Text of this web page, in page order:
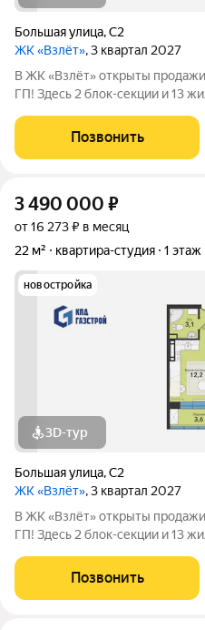
Большая улица,С2
ЖК «Взлёт», 3 квартал 2027
В ЖК «Взлёт» открыты
ГП! Здесь 2 блок-секции и 13
холлов, благоустроенным
традиционно, представлен
Позвонить
3 490 000 ₽
от 16 273 ₽ в месяц
22 м²
квартира-студия 1 этаж
новостройка
3D-тур
Большая улица,С2
ЖК «Взлёт», 3 квартал 2027
В ЖК «Взлёт» открыты
ГП! Здесь 2 блок-секции и 13
холлов, благоустроенным
традиционно, представлен
Позвонить